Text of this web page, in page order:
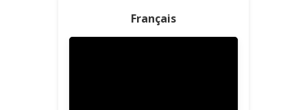
Français